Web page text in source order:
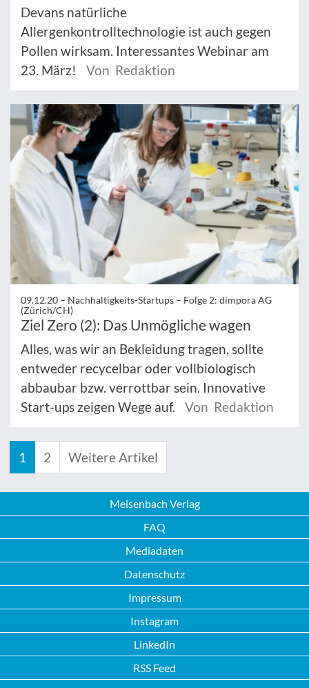
Devans natürliche
Allergenkontrolltechnologie ist auch gegen
Pollen wirksam. Interessantes Webinar am
23. März!
Von Redaktion
09.12.20 – Nachhaltigkeits-Startups – Folge 2: dimpora AG
(Zürich/CH)
Ziel Zero (2): Das Unmögliche wagen
Alles, was wir an Bekleidung tragen, sollte
entweder recycelbar oder vollbiologisch
abbaubar bzw. verrottbar sein. Innovative
Start-ups zeigen Wege auf.
Von Redaktion
1 2 Weitere Artikel
Meisenbach Verlag
FAQ
Mediadaten
Datenschutz
Impressum
Instagram
LinkedIn
RSS Feed